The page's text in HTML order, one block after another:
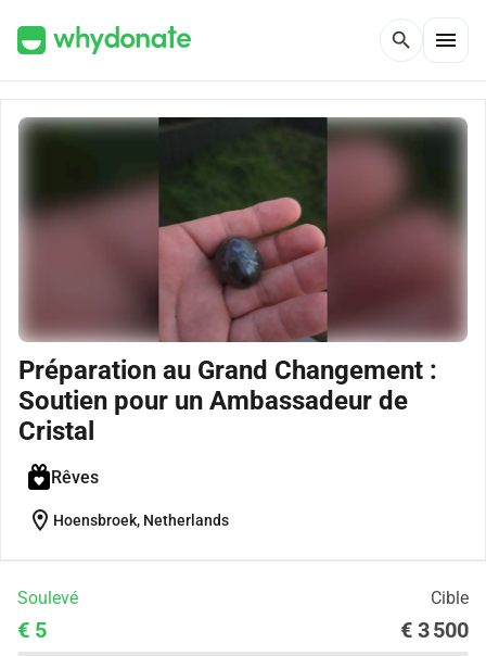
search menu
Préparation au Grand Changement :
Soutien pour un Ambassadeur de
Cristal
Rêves
location_on Hoensbroek, Netherlands
Soulevé Cible
€ 5 € 3 500